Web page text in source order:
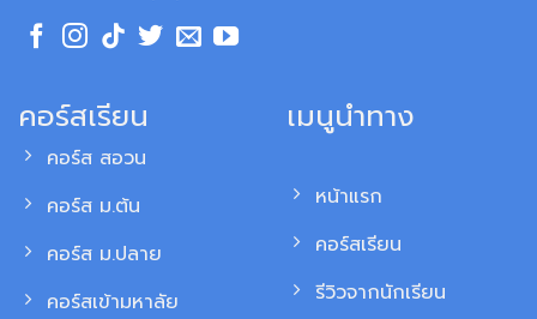
คอร์สเรียน
คอร์ส สอวน
คอร์ส ม.ต้น
คอร์ส ม.ปลาย
คอร์สเข้ามหาลัย
เมนูนำทาง
หน้าแรก
คอร์สเรียน
รีวิวจากนักเรียน